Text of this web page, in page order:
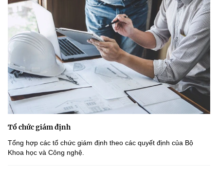
Tổ chức giám định
Tổng hợp các tổ chức giám định theo các quyết định của Bộ
Khoa học và Công nghệ.